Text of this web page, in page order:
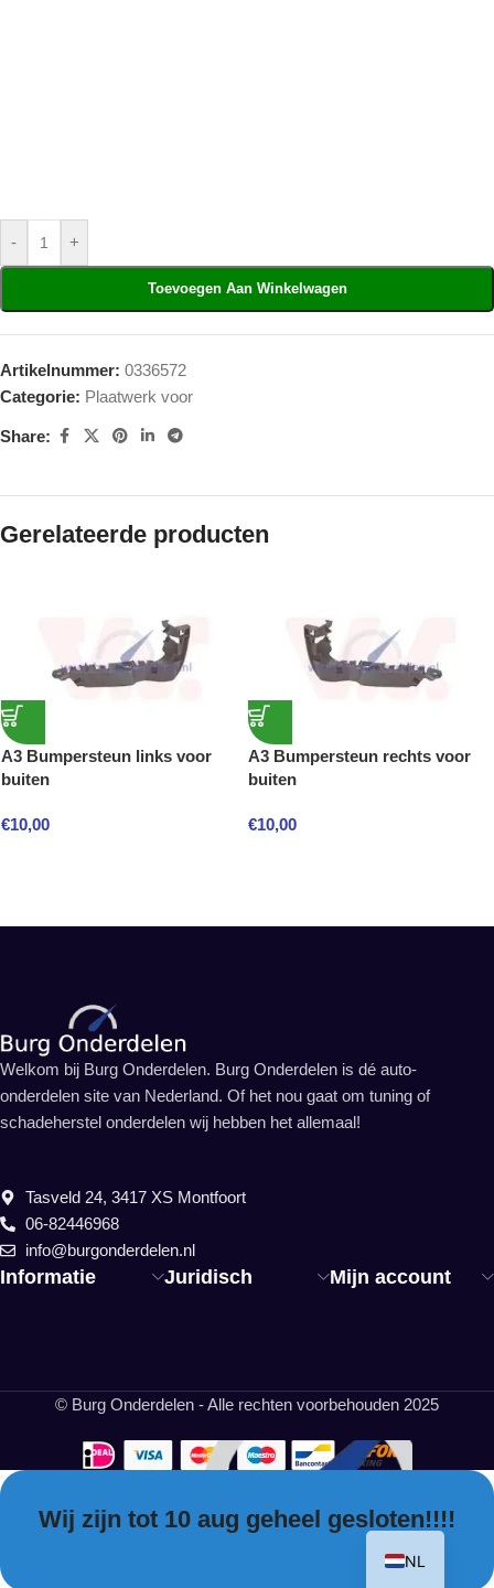
- +
Toevoegen Aan Winkelwagen
Artikelnummer: 0336572
Categorie: Plaatwerk voor
Share:
Gerelateerde producten
A3 Bumpersteun links voor
buiten
€10,00
A3 Bumpersteun rechts voor
buiten
€10,00
Informatie Juridisch Mijn account
Welkom bij Burg Onderdelen. Burg Onderdelen is dé auto-
onderdelen site van Nederland. Of het nou gaat om tuning of
schadeherstel onderdelen wij hebben het allemaal!
Tasveld 24, 3417 XS Montfoort
06-82446968
info@burgonderdelen.nl
© Burg Onderdelen - Alle rechten voorbehouden 2025
Wij zijn tot 10 aug geheel gesloten!!!!
NL
EN